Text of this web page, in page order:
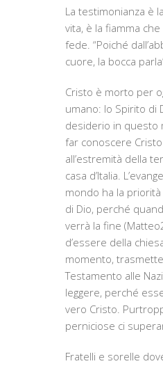
La testimonianza è
vita, è la fiamma
fede. “Poiché
cuore, la bocca
Cristo è morto per
umano: lo Spirito di
desiderio in questo
far conoscere
all’estremità della
casa d’Italia.
mondo ha la
di Dio, perché
verrà la fine
d’essere della
momento,
Testamento alle
leggere, perché
vero Cristo.
perniciose ci
Fratelli e sorelle